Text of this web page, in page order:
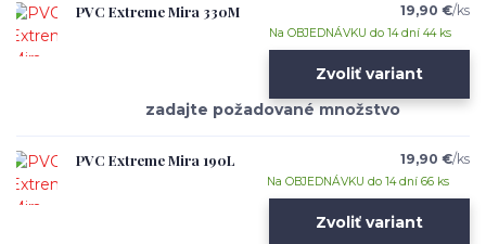
PVC Extreme Mira 330M 19,90 €/ks
Na OBJEDNÁVKU do 14 dní 44 ks
Zvoliť variant
PVC Extreme Mira 190L 19,90 €/ks
Na OBJEDNÁVKU do 14 dní 66 ks
Zvoliť variant